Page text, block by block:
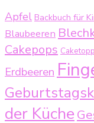
Apfel Backbuch für
Blaubeeren
Cakepops
Erdbeeren
der Küche